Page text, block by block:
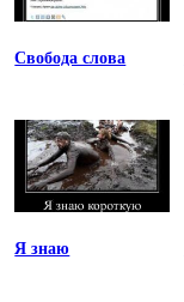
Свобода слова
Я знаю